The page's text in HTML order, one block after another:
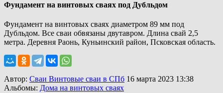
Фундамент на винтовых сваях под Дубльдом
Фундамент на винтовых сваях диаметром 89 мм под
Дубльдом. Все сваи обвязаны двутавром. Длина свай 2,5
метра. Деревня Раонь, Куньинский район, Псковская область.
Автор: Сваи Винтовые сваи в СПб 16 марта 2023 13:38
Альбомы: Дома на винтовых сваях